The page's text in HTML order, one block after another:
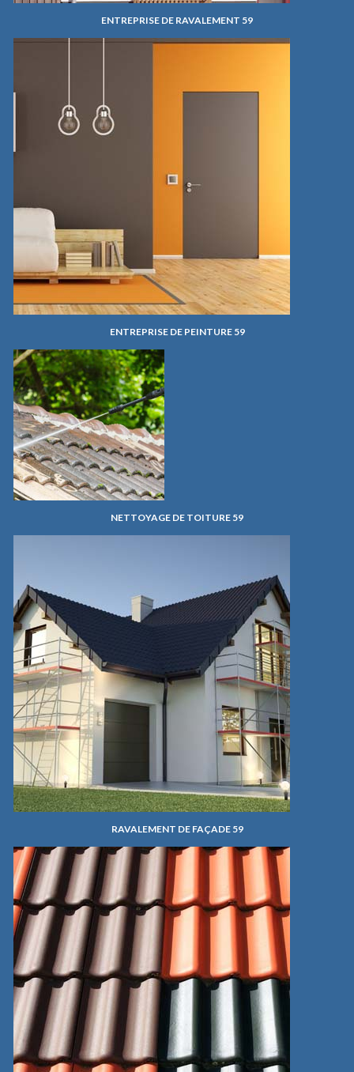
ENTREPRISE DE RAVALEMENT 59
ENTREPRISE DE PEINTURE 59
NETTOYAGE DE TOITURE 59
RAVALEMENT DE FAÇADE 59